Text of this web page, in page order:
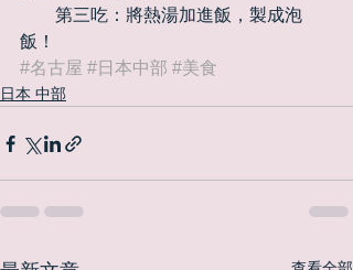
第三吃：將熱湯加進飯，製成泡
飯！
#名古屋 #日本中部 #美食
日本 中部